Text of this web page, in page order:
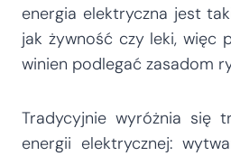
energia elektryczna jest
jak żywność czy leki, więc
winien podlegać zasadom
Tradycyjnie wyróżnia się
energii elektrycznej: